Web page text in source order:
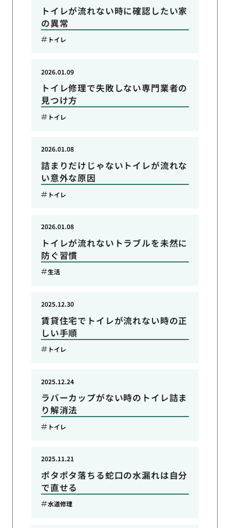
トイレが流れない時に確認したい家
の異常
トイレ
トイレ修理で失敗しない専門業者の
見つけ方
2026.01.09
トイレ
詰まりだけじゃないトイレが流れな
い意外な原因
2026.01.08
トイレ
トイレが流れないトラブルを未然に
防ぐ習慣
2026.01.08
生活
賃貸住宅でトイレが流れない時の正
しい手順
2025.12.30
トイレ
ラバーカップがない時のトイレ詰ま
り解消法
2025.12.24
トイレ
ポタポタ落ちる蛇口の水漏れは自分
で直せる
2025.11.21
水道修理